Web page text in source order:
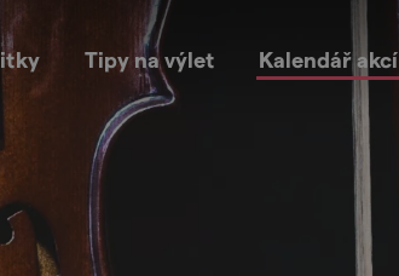
Tipy na výlet Kalendář akcí